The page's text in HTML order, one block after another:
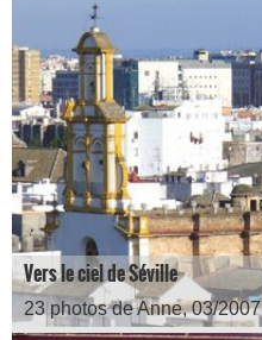
Vers le ciel de Séville
23 photos de Anne, 03/2007